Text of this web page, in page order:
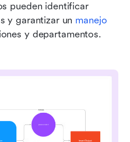
pueden identificar
y garantizar un manejo
y departamentos.